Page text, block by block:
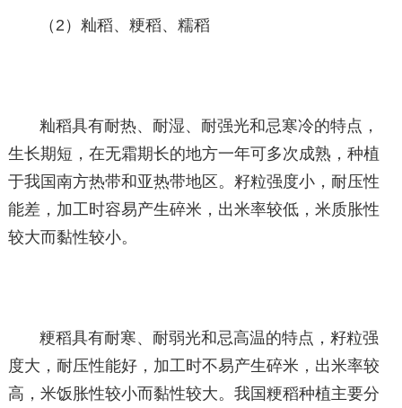
（2）籼稻、粳稻、糯稻
籼稻具有耐热、耐湿、耐强光和忌寒冷的特点，
生长期短，在无霜期长的地方一年可多次成熟，种植
于我国南方热带和亚热带地区。籽粒强度小，耐压性
能差，加工时容易产生碎米，出米率较低，米质胀性
较大而黏性较小。
粳稻具有耐寒、耐弱光和忌高温的特点，籽粒强
度大，耐压性能好，加工时不易产生碎米，出米率较
高，米饭胀性较小而黏性较大。我国粳稻种植主要分